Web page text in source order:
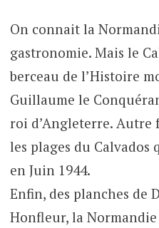
On connait la
gastronomie. Mais le
berceau de l’Histoire
Guillaume le
roi d’Angleterre. Autre
les plages du Calvados
en Juin 1944.
Enfin, des planches de
Honfleur, la